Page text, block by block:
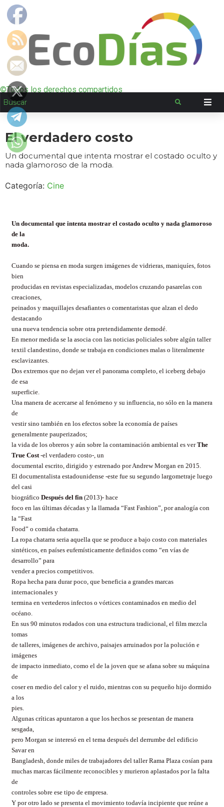
©Todos los derechos compartidos
El verdadero costo
Un documental que intenta mostrar el costado oculto y
nada glamoroso de la moda.
Categoría: Cine
Un documental que intenta mostrar el costado oculto y nada glamoroso
de la
moda.
Cuando se piensa en moda surgen imágenes de vidrieras, maniquíes, fotos
bien
producidas en revistas especializadas, modelos cruzando pasarelas con
creaciones,
peinados y maquillajes desafiantes o comentaristas que alzan el dedo
destacando
una nueva tendencia sobre otra pretendidamente demodé.
En menor medida se la asocia con las noticias policiales sobre algún taller
textil clandestino, donde se trabaja en condiciones malas o literalmente
esclavizantes.
Dos extremos que no dejan ver el panorama completo, el iceberg debajo
de esa
superficie.
Una manera de acercarse al fenómeno y su influencia, no sólo en la manera
de
vestir sino también en los efectos sobre la economía de países
generalmente pauperizados;
la vida de los obreros y aún sobre la contaminación ambiental es verThe
True Cost-el verdadero costo-, un
documental escrito, dirigido y estrenado por Andrew Morgan en 2015.
El documentalista estadounidense -este fue su segundo largometraje luego
del casi
biográfico Después del fin (2013)- hace
foco en las últimas décadas y la llamada “Fast Fashion”, por analogía con
la “Fast
Food” o comida chatarra.
La ropa chatarra seria aquella que se produce a bajo costo con materiales
sintéticos, en países eufemísticamente definidos como “en vías de
desarrollo” para
vender a precios competitivos.
Ropa hecha para durar poco, que beneficia a grandes marcas
internacionales y
termina en vertederos infectos o vórtices contaminados en medio del
océano.
En sus 90 minutos rodados con una estructura tradicional, el film mezcla
tomas
de talleres, imágenes de archivo, paisajes arruinados por la polución e
imágenes
de impacto inmediato, como el de la joven que se afana sobre su máquina
de
coser en medio del calor y el ruido, mientras con su pequeño hijo dormido
a los
pies.
Algunas críticas apuntaron a que los hechos se presentan de manera
sesgada,
pero Morgan se interesó en el tema después del derrumbe del edificio
Savar en
Bangladesh, donde miles de trabajadores del taller Rama Plaza cosían para
muchas marcas fácilmente reconocibles y murieron aplastados por la falta
de
controles sobre ese tipo de empresa.
Y por otro lado se presenta el movimiento todavía incipiente que reúne a